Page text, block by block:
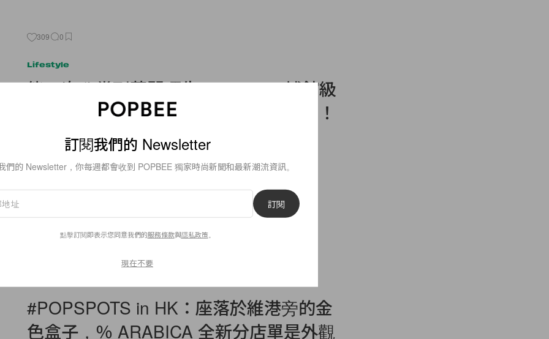
309 0
Lifestyle
能一次欣賞到草間彌生、KAWS... 博館級
藝術品，這個打卡熱點已經洗版社群了！
有誰也去了🤩
#POPSPOTS in HK：座落於維港旁的金
色盒子，％ ARABICA 全新分店單是外觀
訂閱我們的 Newsletter
們的 Newsletter，你每週都會收到 POPBEE 獨家時尚新聞和最新潮流資訊。
訂閱
點擊訂閱即表示您同意我們的服務條款與隱私政策
現在不要